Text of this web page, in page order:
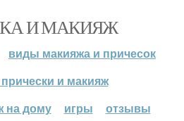
И МАКИЯЖ
виды макияжа и причесок
прически и макияж
на дому
игры отзывы